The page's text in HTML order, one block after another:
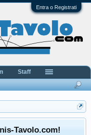
Entra o Registrati
Tavolo.com!
Staff